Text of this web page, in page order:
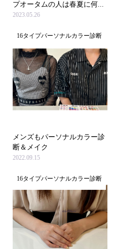
プオータムの人は春夏に何...
2023.05.26
16タイプパーソナルカラー診断
メンズもパーソナルカラー診
断＆メイク
2022.09.15
16タイプパーソナルカラー診断